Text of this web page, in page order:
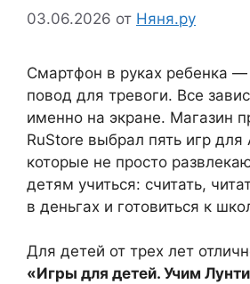
03.06.2026 от Няня.ру
Смартфон в руках ребенка —
повод для тревоги. Все
именно на экране. Магазин
RuStore выбрал пять игр для
которые не просто
детям учиться: считать,
в деньгах и готовиться к
Для детей от трех лет
«Игры для детей. Учим